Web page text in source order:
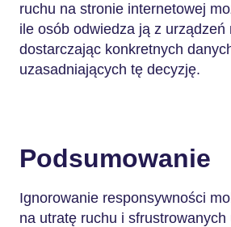
ruchu na stronie internetowej
ile osób odwiedza ją z urządzeń
dostarczając konkretnych
uzasadniających tę decyzję.
Podsumowanie
Ignorowanie responsywności
na utratę ruchu i